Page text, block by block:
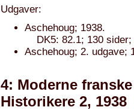
Udgaver:
Aschehoug; 1938.
DK5: 82.1; 130
Aschehoug; 2. udgave;
4: Moderne
Historikere 2, 1938